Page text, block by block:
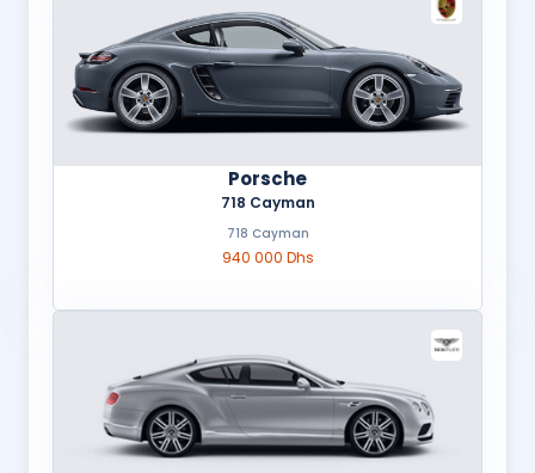
Porsche
718 Cayman
718 Cayman
940 000 Dhs